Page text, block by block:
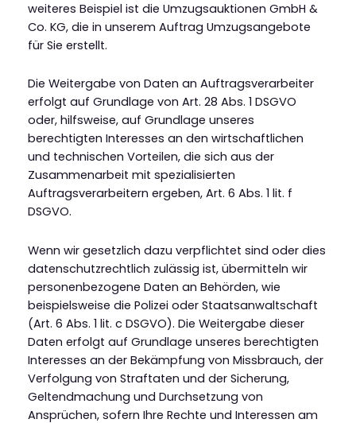
weiteres Beispiel ist die Umzugsauktionen GmbH &
Co. KG, die in unserem Auftrag Umzugsangebote
für Sie erstellt.
Die Weitergabe von Daten an Auftragsverarbeiter
erfolgt auf Grundlage von Art. 28 Abs. 1 DSGVO
oder, hilfsweise, auf Grundlage unseres
berechtigten Interesses an den wirtschaftlichen
und technischen Vorteilen, die sich aus der
Zusammenarbeit mit spezialisierten
Auftragsverarbeitern ergeben, Art. 6 Abs. 1 lit. f
DSGVO.
Wenn wir gesetzlich dazu verpflichtet sind oder dies
datenschutzrechtlich zulässig ist, übermitteln wir
personenbezogene Daten an Behörden, wie
beispielsweise die Polizei oder Staatsanwaltschaft
(Art. 6 Abs. 1 lit. c DSGVO). Die Weitergabe dieser
Daten erfolgt auf Grundlage unseres berechtigten
Interesses an der Bekämpfung von Missbrauch, der
Verfolgung von Straftaten und der Sicherung,
Geltendmachung und Durchsetzung von
Ansprüchen, sofern Ihre Rechte und Interessen am